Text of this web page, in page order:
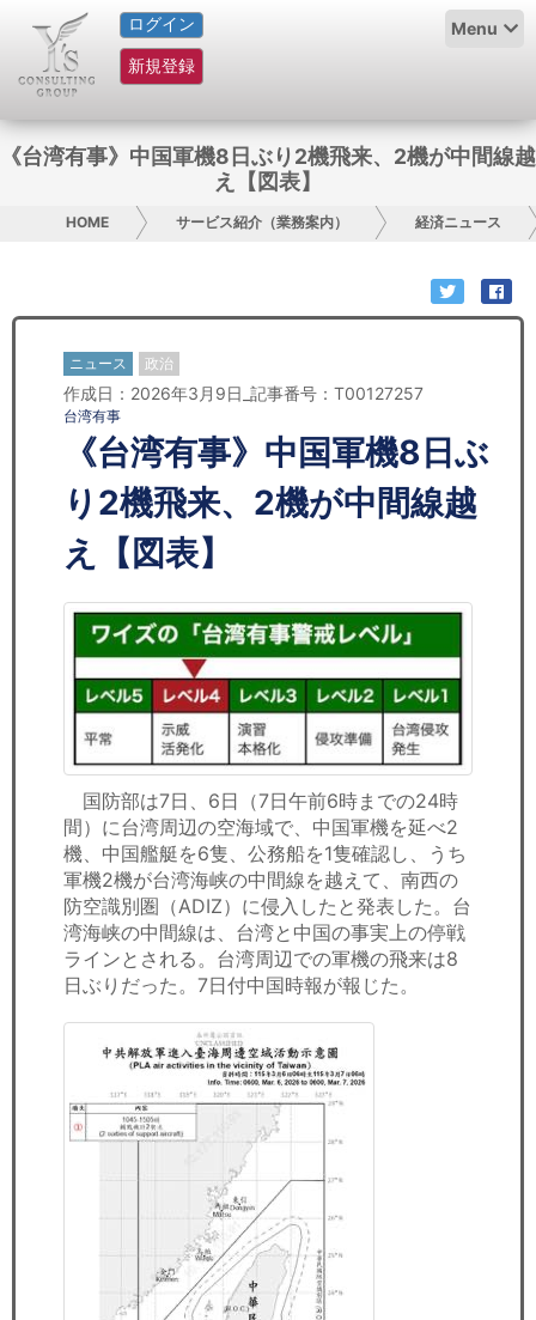
ログイン
新規登録
Menu
HOME
サービス紹介
コラム
お問い合わせ
日本人にPR
コンサルティング
リサーチ
セミナー
経済ニュース
労務顧問
ＩＴ
飲食店情報
《台湾有事》中国軍機8日ぶり2機飛来、2機が中間線越
え【図表】
HOME サービス紹介（業務案内） 経済ニュース
ニュース 政治
作成日：2026年3月9日_記事番号：T00127257
台湾有事
《台湾有事》中国軍機8日ぶ
り2機飛来、2機が中間線越
え【図表】
国防部は7日、6日（7日午前6時までの24時
間）に台湾周辺の空海域で、中国軍機を延べ2
機、中国艦艇を6隻、公務船を1隻確認し、うち
軍機2機が台湾海峡の中間線を越えて、南西の
防空識別圏（ADIZ）に侵入したと発表した。台
湾海峡の中間線は、台湾と中国の事実上の停戦
ラインとされる。台湾周辺での軍機の飛来は8
日ぶりだった。7日付中国時報が報じた。